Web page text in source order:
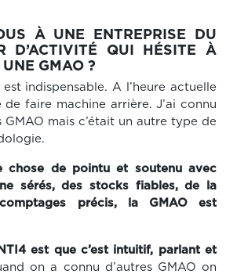
À UNE ENTREPRISE DU
D’ACTIVITÉ QUI HÉSITE À
GMAO ?
indispensable. A l’heure actuelle
faire machine arrière. J’ai connu
GMAO mais c’était un autre type de
chose de pointu et soutenu avec
sérés, des stocks fiables, de la
précis, la GMAO est
est que c’est intuitif, parlant et
on a connu d’autres GMAO on